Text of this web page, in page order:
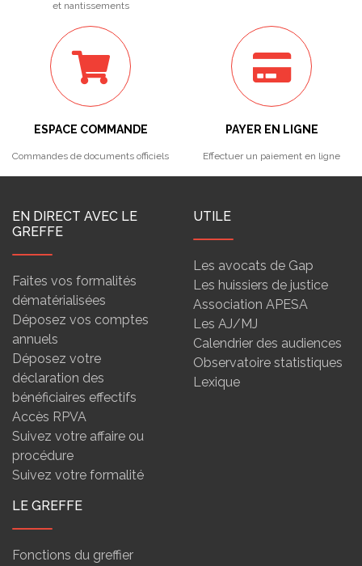
et nantissements
ESPACE COMMANDE
Commandes de documents officiels
PAYER EN LIGNE
Effectuer un paiement en ligne
EN DIRECT AVEC LE
GREFFE
Faites vos formalités
dématérialisées
Déposez vos comptes
annuels
Déposez votre
déclaration des
bénéficiaires effectifs
Accès RPVA
Suivez votre affaire ou
procédure
Suivez votre formalité
UTILE
Les avocats de Gap
Les huissiers de justice
Association APESA
Les AJ/MJ
Calendrier des audiences
Observatoire statistiques
Lexique
LE GREFFE
Fonctions du greffier